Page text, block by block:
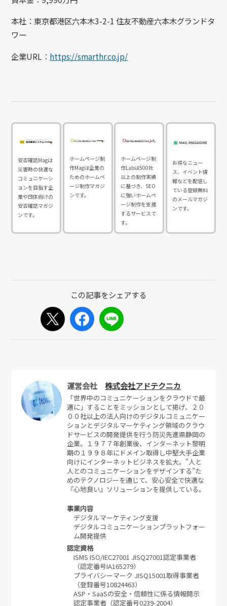
本社：東京都港区六本木3-2-1 住友不動産六本木グランドタ
ワー
企業URL：​ https://smarthr.co.jp/
安否確認Magは
災害時の快適な
コミュニケーシ
ョンを目指す企
業や団体向けの
安否確認マガジ
ンです。
ホームページ制
作Magは企業の
ためのホームペ
ージ制作マガジ
ンです。
ホームページ制
作Labは500社
以上の制作実績
に基づき、SEO
に強いホームペ
ージ制作を支援
するサービスで
す。
お得なニュー
ス、イベント情
報などを配信し
ている登録無料
のメールマガジ
ンです。
運営会社株式会社アドテクニカ
「世界中のコミュニケーションをクラウドで最
適に」することをミッションとして掲げ、２０
００社以上の法人向けのデジタルコミュニケー
ションとデジタルマーケティング領域のクラウ
ドサービスの開発提供を行う防災先進県静岡の
企業。１９７７年創業後、インターネット黎明
期の１９９８年にドメイン取得し中堅大手企業
向けにインターネットビジネスを拡大。”人と
人とのコミュニケーションをデザインする”た
めのテクノロジーを通じて、安心安全で快適な
『心地良い』ソリューションを提供している。
事業内容
デジタルマーケティング支援
デジタルコミュニケーションプラットフォー
ム開発提供
認定資格
ISMS ISO/IEC27001 JISQ27001認定事業者
（認定番号IA165279）
プライバシーマーク JISQ15001取得事業者
（登録番号10824463）
ASP・SaaSの安全・信頼性に係る情報開示
認定事業者（認定番号0239-2004）